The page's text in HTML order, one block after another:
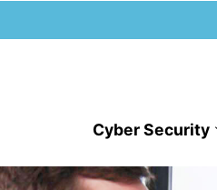
auf den 3. ACST
– Enterprise Analytics
Cyber Security